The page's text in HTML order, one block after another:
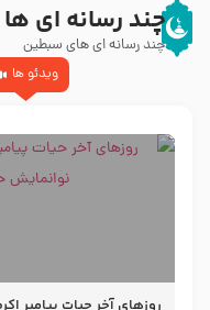
چند رسانه ای ها
چند رسانه ای های سبطین
ویدئو ها
روزهای آخر حیات پیامبر